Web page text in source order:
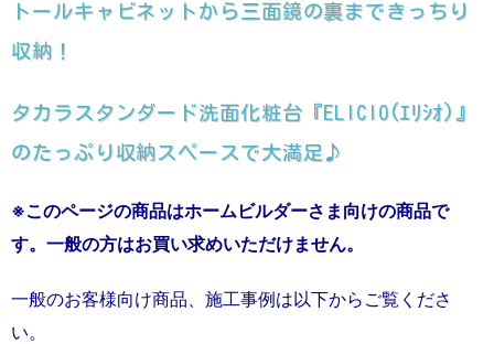
トールキャビネットから三面鏡の裏まできっちり
収納！
タカラスタンダード洗面化粧台『ELICIO(ｴﾘｼｵ)』
のたっぷり収納スペースで大満足♪
※このページの商品はホームビルダーさま向けの商品で
す。一般の方はお買い求めいただけません。
一般のお客様向け商品、施工事例は以下からご覧くださ
い。